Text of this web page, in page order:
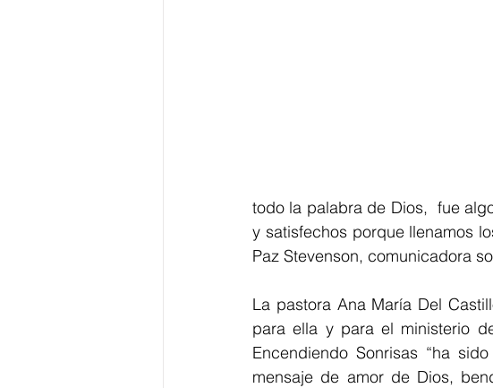
todo la palabra de Dios,  fue
y satisfechos porque llenamos
Paz Stevenson, comunicadora
La pastora Ana María Del
para ella y para el ministerio
Encendiendo Sonrisas “ha
mensaje de amor de Dios,